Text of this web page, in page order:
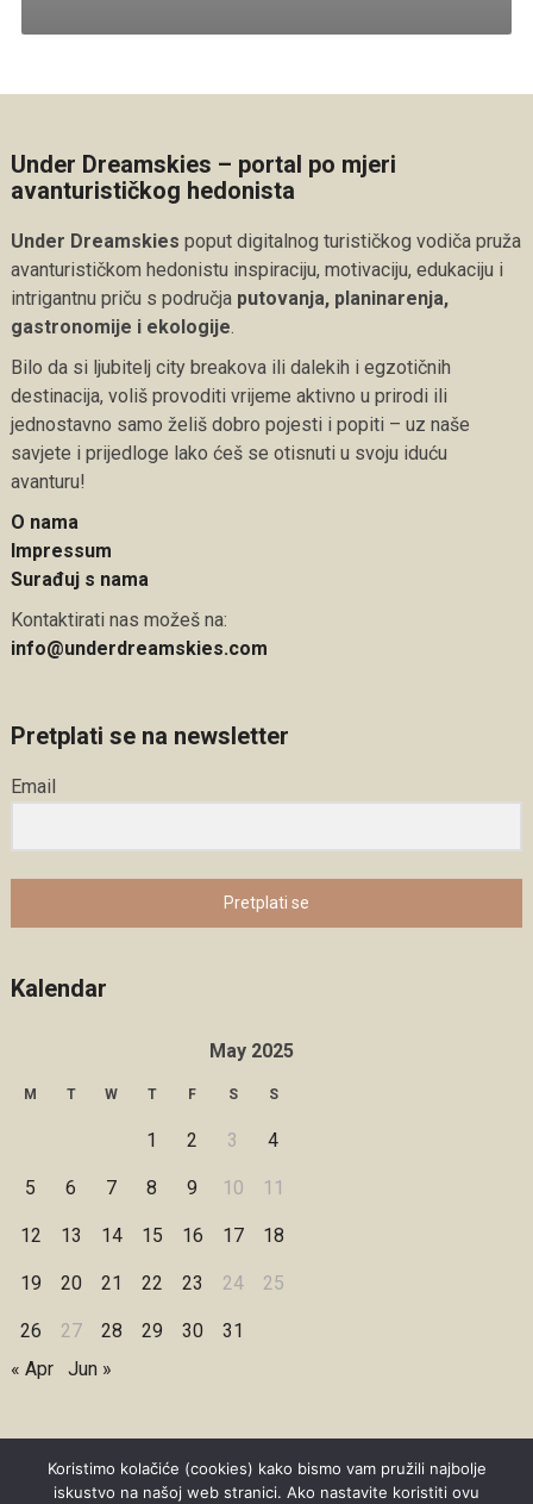
Under Dreamskies – portal po mjeri
avanturističkog hedonista
Under Dreamskies poput digitalnog turističkog vodiča pruža
avanturističkom hedonistu inspiraciju, motivaciju, edukaciju i
intrigantnu priču s područja putovanja, planinarenja,
gastronomije i ekologije.
Bilo da si ljubitelj city breakova ili dalekih i egzotičnih
destinacija, voliš provoditi vrijeme aktivno u prirodi ili
jednostavno samo želiš dobro pojesti i popiti – uz naše
savjete i prijedloge lako ćeš se otisnuti u svoju iduću
avanturu!
O nama
Impressum
Surađuj s nama
Kontaktirati nas možeš na:
info@underdreamskies.com
Pretplati se na newsletter
Email
Pretplati se
Kalendar
May 2025
M T W T F S S
1 2 3 4
5 6 7 8 9 10 11
12 13 14 15 16 17 18
19 20 21 22 23 24 25
26 27 28 29 30
31
« Apr
Jun »
Koristimo kolačiće (cookies) kako bismo vam pružili najbolje
iskustvo na našoj web stranici. Ako nastavite koristiti ovu